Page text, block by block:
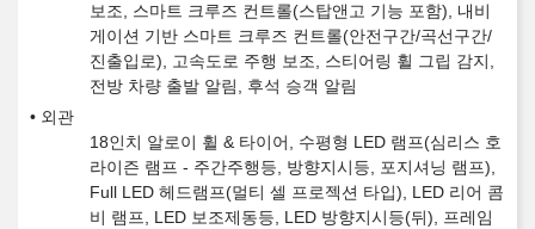
보조, 스마트 크루즈 컨트롤(스탑앤고 기능 포함), 내비
게이션 기반 스마트 크루즈 컨트롤(안전구간/곡선구간/
진출입로), 고속도로 주행 보조, 스티어링 휠 그립 감지,
전방 차량 출발 알림, 후석 승객 알림
외관
18인치 알로이 휠 & 타이어, 수평형 LED 램프(심리스 호
라이즌 램프 - 주간주행등, 방향지시등, 포지셔닝 램프),
Full LED 헤드램프(멀티 셀 프로젝션 타입), LED 리어 콤
비 램프, LED 보조제동등, LED 방향지시등(뒤), 프레임